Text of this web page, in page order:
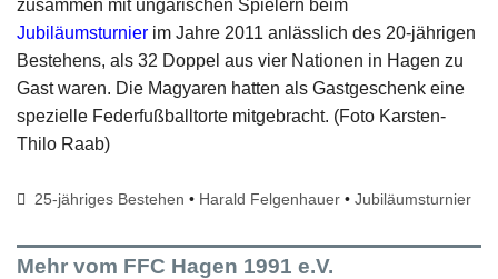
zusammen mit ungarischen Spielern beim
Jubiläumsturnier im Jahre 2011 anlässlich des 20-jährigen
Bestehens, als 32 Doppel aus vier Nationen in Hagen zu
Gast waren. Die Magyaren hatten als Gastgeschenk eine
spezielle Federfußballtorte mitgebracht. (Foto Karsten-
Thilo Raab)
25-jähriges Bestehen • Harald Felgenhauer •Jubiläumsturnier
Mehr vom FFC Hagen 1991 e.V.